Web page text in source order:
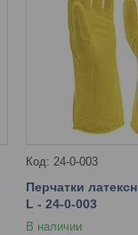
24-0-003
Перчатки
L - 24-0-003
В наличии